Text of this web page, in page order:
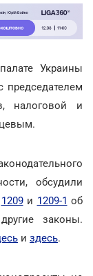
Украины
председателем
налоговой и
обсудили
1209и 1209-1 об
законы.
и здесь.